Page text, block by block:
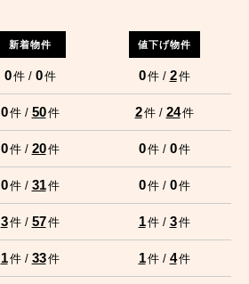
新着物件 値下げ物件
0件 / 0件 0件 / 2件
0件 / 50件 2件 / 24件
0件 / 20件 0件 / 0件
0件 / 31件 0件 / 0件
3件 / 57件 1件 / 3件
1件 / 33件 1件 / 4件